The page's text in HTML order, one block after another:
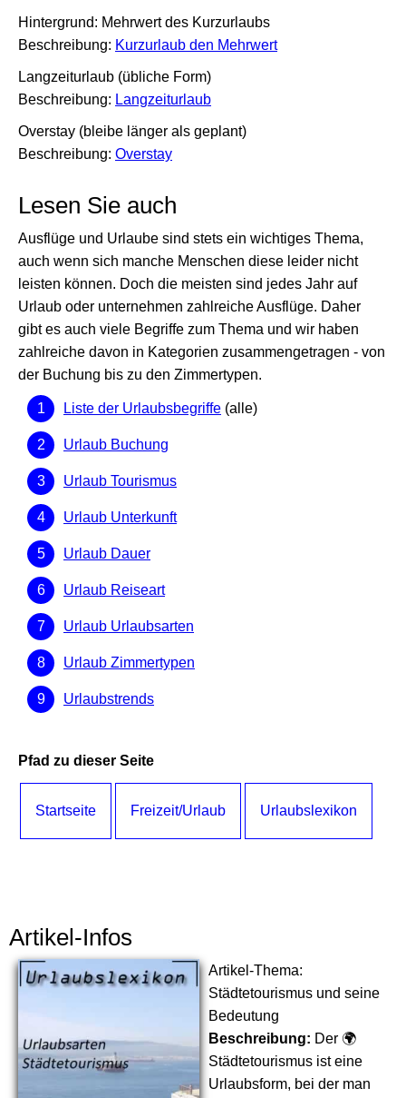
Hintergrund: Mehrwert des Kurzurlaubs
Beschreibung: Kurzurlaub den Mehrwert
Langzeiturlaub (übliche Form)
Beschreibung: Langzeiturlaub
Overstay (bleibe länger als geplant)
Beschreibung: Overstay
Lesen Sie auch
Ausflüge und Urlaube sind stets ein wichtiges Thema,
auch wenn sich manche Menschen diese leider nicht
leisten können. Doch die meisten sind jedes Jahr auf
Urlaub oder unternehmen zahlreiche Ausflüge. Daher
gibt es auch viele Begriffe zum Thema und wir haben
zahlreiche davon in Kategorien zusammengetragen - von
der Buchung bis zu den Zimmertypen.
Liste der Urlaubsbegriffe (alle)
Urlaub Buchung
Urlaub Tourismus
Urlaub Unterkunft
Urlaub Dauer
Urlaub Reiseart
Urlaub Urlaubsarten
Urlaub Zimmertypen
Urlaubstrends
Pfad zu dieser Seite
Startseite Freizeit/Urlaub Urlaubslexikon
Artikel-Infos
Artikel-Thema:
Städtetourismus und seine
Bedeutung
Beschreibung: Der 🌍
Städtetourismus ist eine
Urlaubsform, bei der man